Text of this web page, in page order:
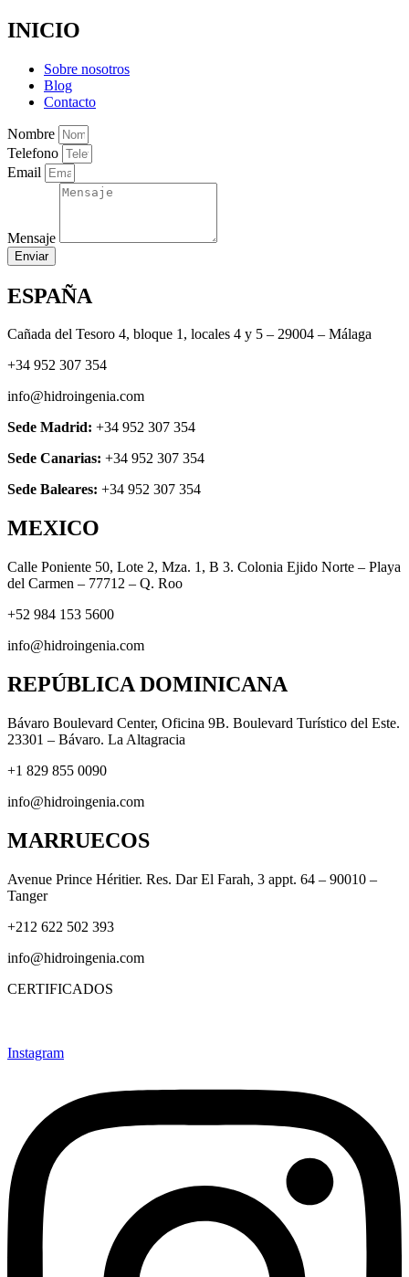
INICIO
Sobre nosotros
Blog
Contacto
Nombre
Telefono
Email
Mensaje
Enviar
ESPAÑA
Cañada del Tesoro 4, bloque 1, locales 4 y 5 – 29004 – Málaga
+34 952 307 354
info@hidroingenia.com
Sede Madrid: +34 952 307 354
Sede Canarias: +34 952 307 354
Sede Baleares: +34 952 307 354
MEXICO
Calle Poniente 50, Lote 2, Mza. 1, B 3. Colonia Ejido Norte – Playa
del Carmen – 77712 – Q. Roo
+52 984 153 5600
info@hidroingenia.com
REPÚBLICA DOMINICANA
Bávaro Boulevard Center, Oficina 9B. Boulevard Turístico del Este.
23301 – Bávaro. La Altagracia
+1 829 855 0090
info@hidroingenia.com
MARRUECOS
Avenue Prince Héritier. Res. Dar El Farah, 3 appt. 64 – 90010 –
Tanger
+212 622 502 393
info@hidroingenia.com
CERTIFICADOS
Instagram